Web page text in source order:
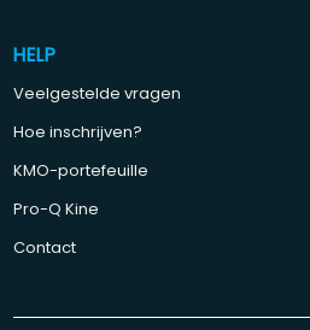
HELP
Veelgestelde vragen
Hoe inschrijven?
KMO-portefeuille
Pro-Q Kine
Contact